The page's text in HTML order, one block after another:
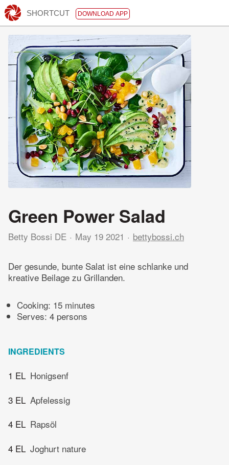
SHORTCUT DOWNLOAD APP
Green Power Salad
Betty Bossi DE May 19 2021 bettybossi.ch
Der gesunde, bunte Salat ist eine schlanke und
kreative Beilage zu Grillanden.
Cooking: 15 minutes
Serves: 4 persons
INGREDIENTS
1 EL Honigsenf
3 EL Apfelessig
4 EL Rapsöl
4 EL Joghurt nature